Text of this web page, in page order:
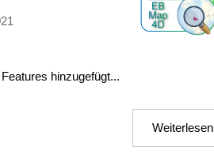
hinzugefügt...
Weiterlesen